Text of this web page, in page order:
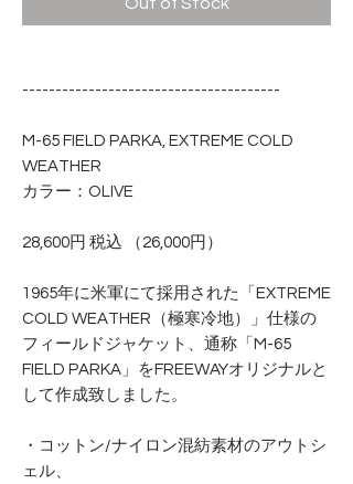
---------------------------------------
M-65 FIELD PARKA, EXTREME COLD
WEATHER
カラー：OLIVE
28,600円 税込 （26,000円）
1965年に米軍にて採用された「EXTREME
COLD WEATHER（極寒冷地）」仕様の
フィールドジャケット、通称「M-65
FIELD PARKA」をFREEWAYオリジナルと
して作成致しました。
・コットン/ナイロン混紡素材のアウトシ
ェル、